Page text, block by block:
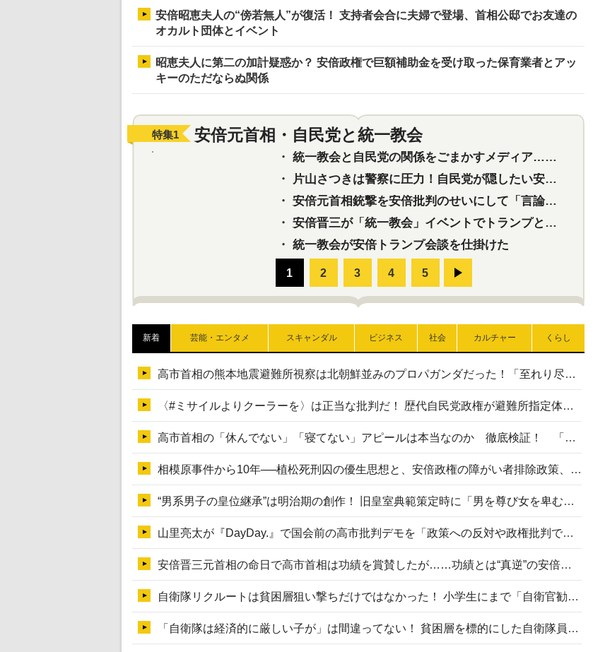
安倍昭恵夫人の“傍若無人”が復活！ 支持者会合に夫婦で登場、首相公邸でお友達の
オカルト団体とイベント
昭恵夫人に第二の加計疑惑か？ 安倍政権で巨額補助金を受け取った保育業者とアッ
キーのただならぬ関係
特集1 安倍元首相・自民党と統一教会
・ 統一教会と自民党の関係をごまかすメディア…民放は有田芳生に発言自粛を要求
・
片山さつきは警察に圧力！自民党が隠したい安倍元首相と統一教会の深い関係
・ 安倍元首相銃撃を安倍批判のせいにして「言論封殺」に利用する自民党応援団
・ 安倍晋三が「統一教会」イベントでトランプと演説！同性婚や夫婦別姓を攻撃
・ 統一教会が安倍トランプ会談を仕掛けた
新着 芸能・エンタメ スキャンダル ビジネス 社会 カルチャー くらし
高市首相の熊本地震避難所視察は北朝鮮並みのプロパガンダだった！「至れり尽くせり」の選ばれた避難所の一方で実態は…
〈#ミサイルよりクーラーを〉は正当な批判だ！ 歴代自民党政権が避難所指定体育館へのエアコン設置を遅らせてきた客観的事実
高市首相の「休んでない」「寝てない」アピールは本当なのか 徹底検証！ 「資料読み込み」「アイロンがけ」も矛盾だらけ…
相模原事件から10年──植松死刑囚の優生思想と、安倍政権の障がい者排除政策、右派勢力の差別主義との関係を改めて問う
“男系男子の皇位継承”は明治期の創作！ 旧皇室典範策定時に「男を尊び女を卑むの慣習、人民の脳髄」とトンデモ論で女性天皇を否定
山里亮太が『DayDay.』で国会前の高市批判デモを「政策への反対や政権批判でない」と捻じ曲げ解説 デモ参加者から批判殺到
安倍晋三元首相の命日で高市首相は功績を賞賛したが……功績とは“真逆”の安倍元首相のトンデモ発言を振り返る
自衛隊リクルートは貧困層狙い撃ちだけではなかった！ 小学生にまで「自衛官勧誘」目的のパンフレット作成
「自衛隊は経済的に厳しい子が」は間違ってない！ 貧困層を標的にした自衛隊員募集、やす子、山上被告も…日本でも進む“経済的徴兵制”